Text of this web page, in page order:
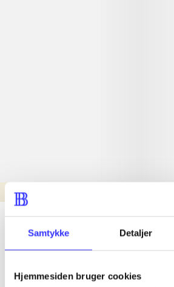
Samtykke Detaljer
Hjemmesiden bruger cookies
Nyhed
lorem ipsum dolor sit amet ...